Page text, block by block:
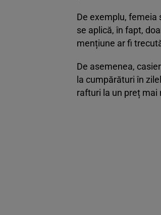
De exemplu, femeia
se aplică, în fapt,
mențiune ar fi
De asemenea,
la cumpărături în
rafturi la un preț mai